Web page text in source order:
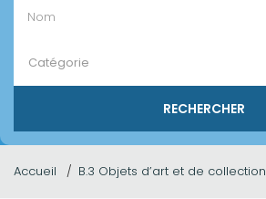
Catégorie
Accueil B.3 Objets d’art et de collection